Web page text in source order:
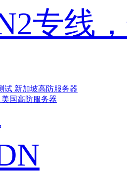
专线
试 新加坡高防服务器
美国高防服务器